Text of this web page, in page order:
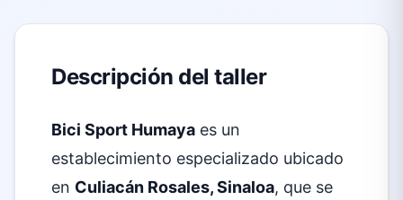
Descripción del taller
Bici Sport Humaya es un
establecimiento especializado ubicado
en Culiacán Rosales, Sinaloa, que se